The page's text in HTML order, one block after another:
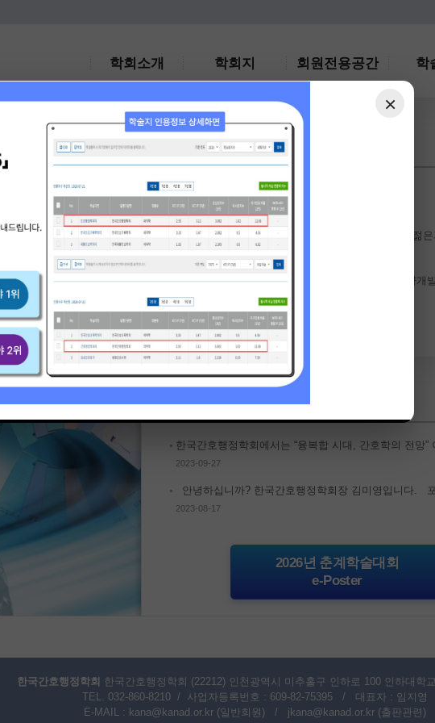
학회소개 학회지 회원전용공간 학
공지사항
간호행정학회지 『KCI 2025 인용지수』 안내
2026-08-04
2026-07-02
[한국기초간호학회] 2026년 춘계학술대회 안내
2026-05-27
[한국간호교육학회] 2026년 춘계학술대회 개최 안내
2026-05-21
2023-09-27
2023-08-17
2026년 춘계학술대회
e-Poster
한국간호행정학회 한국간호행정학회 (22212) 인천광역시 미추홀구 인하로 100 인하대학
TEL. 032-860-8210 / 사업자등록번호 : 609-82-75395 / 대표자 : 임지영
E-MAIL : kana@kanad.or.kr(일반회원) / jkana@kanad.or.kr(출판관련)
×